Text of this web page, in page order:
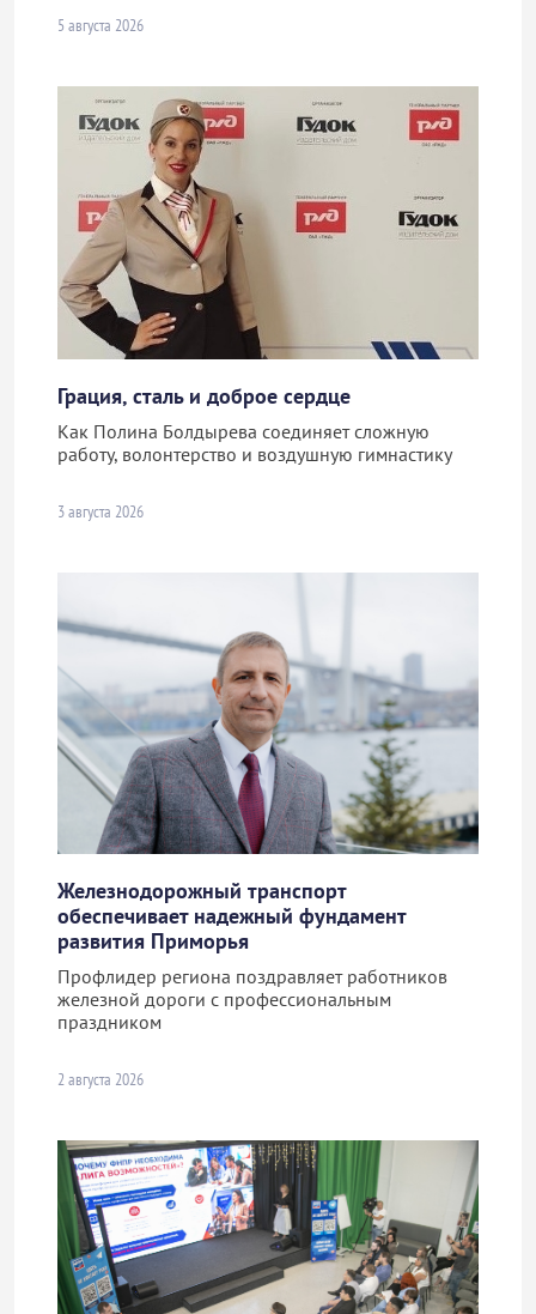
5 августа 2026
Грация, сталь и доброе сердце
Как Полина Болдырева соединяет сложную
работу, волонтерство и воздушную гимнастику
3 августа 2026
Железнодорожный транспорт
обеспечивает надежный фундамент
развития Приморья
Профлидер региона поздравляет работников
железной дороги с профессиональным
праздником
2 августа 2026